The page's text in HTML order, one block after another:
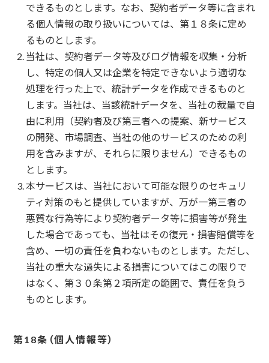
できるものとします。なお、契約者データ等に含まれ
る個人情報の取り扱いについては、第１８条に定め
るものとします。
当社は、契約者データ等及びログ情報を収集・分析
し、特定の個人又は企業を特定できないよう適切な
処理を行った上で、統計データを作成できるものと
します。当社は、当該統計データを、当社の裁量で自
由に利用（契約者及び第三者への提案、新サービス
の開発、市場調査、当社の他のサービスのための利
用を含みますが、それらに限りません）できるもの
とします。
本サービスは、当社において可能な限りのセキュリ
ティ対策のもと提供していますが、万が一第三者の
悪質な行為等により契約者データ等に損害等が発生
した場合であっても、当社はその復元・損害賠償等を
含め、一切の責任を負わないものとします。ただし、
当社の重大な過失による損害についてはこの限りで
はなく、第３０条第２項所定の範囲で、責任を負う
ものとします。
個人情報等